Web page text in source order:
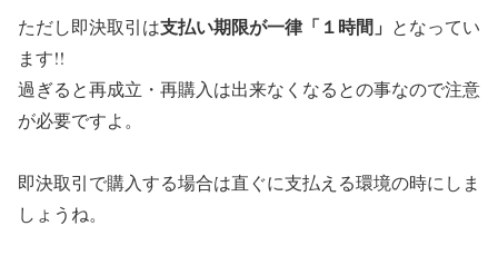
ただし即決取引は支払い期限が一律「１時間」 となってい
ます!!
過ぎると再成立・再購入は出来なくなるとの事なので注意
が必要ですよ。
即決取引で購入する場合は直ぐに支払える環境の時にしま
しょうね。